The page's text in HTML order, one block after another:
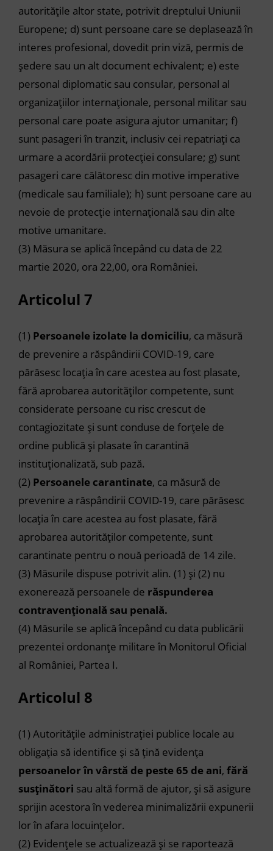
autoritățile altor state, potrivit dreptului Uniunii
Europene; d) sunt persoane care se deplasează în
interes profesional, dovedit prin viză, permis de
ședere sau un alt document echivalent; e) este
personal diplomatic sau consular, personal al
organizațiilor internaționale, personal militar sau
personal care poate asigura ajutor umanitar; f)
sunt pasageri în tranzit, inclusiv cei repatriați ca
urmare a acordării protecției consulare; g) sunt
pasageri care călătoresc din motive imperative
(medicale sau familiale); h) sunt persoane care au
nevoie de protecție internațională sau din alte
motive umanitare.
(3) Măsura se aplică începând cu data de 22
martie 2020, ora 22,00, ora României.
Articolul 7
(1) Persoanele izolate la domiciliu, ca măsură
de prevenire a răspândirii COVID-19, care
părăsesc locația în care acestea au fost plasate,
fără aprobarea autorităților competente, sunt
considerate persoane cu risc crescut de
contagiozitate și sunt conduse de forțele de
ordine publică și plasate în carantină
instituționalizată, sub pază.
(2) Persoanele carantinate, ca măsură de
prevenire a răspândirii COVID-19, care părăsesc
locația în care acestea au fost plasate, fără
aprobarea autorităților competente, sunt
carantinate pentru o nouă perioadă de 14 zile.
(3) Măsurile dispuse potrivit alin. (1) și (2) nu
exonerează persoanele de răspunderea
contravențională sau penală.
(4) Măsurile se aplică începând cu data publicării
prezentei ordonanțe militare în Monitorul Oficial
al României, Partea I.
Articolul 8
(1)Autoritățile administrației publice locale au
obligația să identifice și să țină evidența
persoanelor în vârstă de peste 65 de ani, fără
susținători sau altă formă de ajutor, și să asigure
sprijin acestora în vederea minimalizării expunerii
lor în afara locuințelor.
(2) Evidențele se actualizează și se raportează